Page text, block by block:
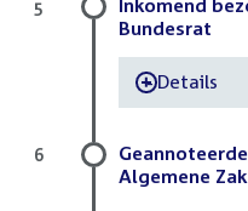
Inkomend
Bundesrat
-Details
5
Algemene
6